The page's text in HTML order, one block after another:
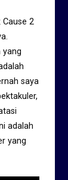
2
yang
saya
adalah
yang